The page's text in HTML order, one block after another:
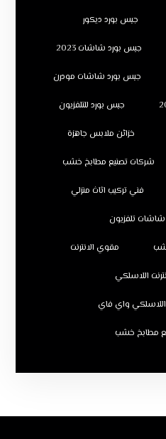
جبس بورد ديكور
جبس بورد شاشات 2023
جبس بورد شاشات مودرن
جبس بورد للتلفزيون
خزائن ملابس جاهزة
شركات تصنيع مطابخ خشب
فني تركيب اثاث منزلي
تلفزيون
مقوي الانترنت
اللاسلكي
اللاسلكي واي فاي
مطابخ خشب